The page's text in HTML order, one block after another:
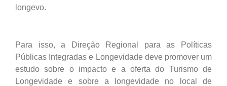
longevo.
Para isso, a Direção Regional para as Políticas
Públicas Integradas e Longevidade deve promover um
estudo sobre o impacto e a oferta do Turismo de
Longevidade e sobre a longevidade no local de